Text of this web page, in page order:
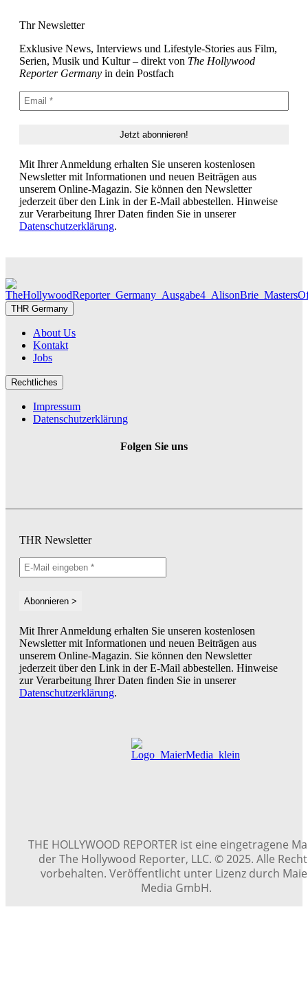
Thr Newsletter
Exklusive News, Interviews und Lifestyle-Stories aus Film,
Serien, Musik und Kultur – direkt von The Hollywood
Reporter Germany in dein Postfach
Mit Ihrer Anmeldung erhalten Sie unseren kostenlosen
Newsletter mit Informationen und neuen Beiträgen aus
unserem Online-Magazin. Sie können den Newsletter
jederzeit über den Link in der E-Mail abbestellen. Hinweise
zur Verarbeitung Ihrer Daten finden Sie in unserer
Datenschutzerklärung.
THR Germany
About Us
Kontakt
Jobs
Rechtliches
Impressum
Datenschutzerklärung
Folgen Sie uns
THR Newsletter
Mit Ihrer Anmeldung erhalten Sie unseren kostenlosen
Newsletter mit Informationen und neuen Beiträgen aus
unserem Online-Magazin. Sie können den Newsletter
jederzeit über den Link in der E-Mail abbestellen. Hinweise
zur Verarbeitung Ihrer Daten finden Sie in unserer
Datenschutzerklärung.
THE HOLLYWOOD REPORTER ist eine eingetragene
der The Hollywood Reporter, LLC. © 2025. Alle
vorbehalten. Veröffentlicht unter Lizenz durch
Media GmbH.